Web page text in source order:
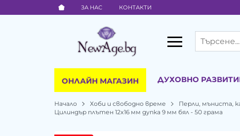
ЗА НАС КОНТАКТИ
ОНЛАЙН МАГАЗИН ДУХОВНО
Начало Хоби и свободно време Перли, мъниста,
Цилиндър плътен 12x16 мм дупка 9 мм бял - 50 грама